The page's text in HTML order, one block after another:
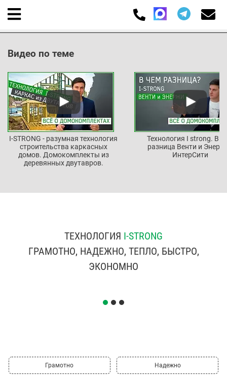
Видео по теме
I-STRONG - разумная технология
строительства каркасных
домов. Домокомплекты из
деревянных двутавров.
Технология I strong. В
разница Венти и
ИнтерСити
ТЕХНОЛОГИЯ I-STRONG
ГРАМОТНО, НАДЕЖНО, ТЕПЛО, БЫСТРО,
ЭКОНОМНО
Грамотно Надежно